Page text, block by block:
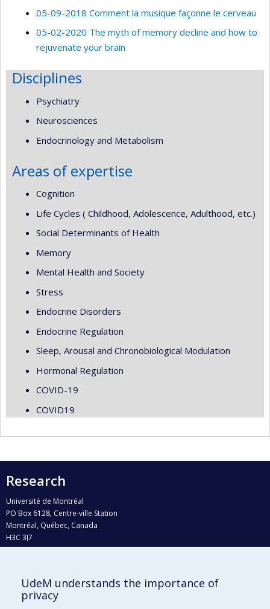
05-09-2018 Comment la musique façonne le cerveau
05-02-2020 The myth of memory decline and how to
rejuvenate your brain
Disciplines
Psychiatry
Neurosciences
Endocrinology and Metabolism
Areas of expertise
Cognition
Life Cycles ( Childhood, Adolescence, Adulthood, etc.)
Social Determinants of Health
Memory
Mental Health and Society
Stress
Endocrine Disorders
Endocrine Regulation
Sleep, Arousal and Chronobiological Modulation
Hormonal Regulation
COVID-19
COVID19
Research
Université de Montréal
PO Box 6128, Centre-ville Station
Montréal, Québec, Canada
H3C 3J7
Who does what?
UdeM understands the importance of
privacy